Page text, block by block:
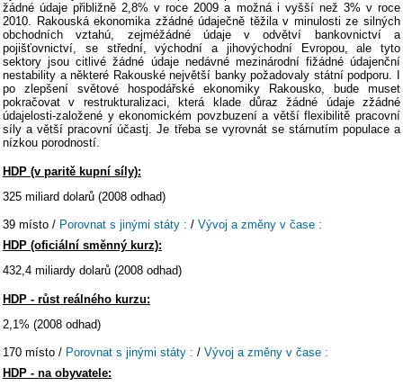
žádné údaje přibližně 2,8% v roce 2009 a možná i vyšší než 3% v roce
2010. Rakouská ekonomika zžádné údaječně těžila v minulosti ze silných
obchodních vztahú, zejméžádné údaje v odvětví bankovnictví a
pojišťovnictví, se střední, východní a jihovýchodní Evropou, ale tyto
sektory jsou citlivé žádné údaje nedávné mezinárodní fižádné údajenční
nestability a některé Rakouské největší banky požadovaly státní podporu. I
po zlepšení světové hospodářské ekonomiky Rakousko, bude muset
pokračovat v restrukturalizaci, která klade důraz žádné údaje zžádné
údajelosti-založené y ekonomickém povzbuzení a větší flexibilitě pracovní
síly a větší pracovní účastj. Je třeba se vyrovnát se stárnutím populace a
nízkou porodností.
HDP (v paritě kupní síly):
325 miliard dolarů (2008 odhad)
39 místo / Porovnat s jinými státy : / Vývoj a změny v čase :
HDP (oficiální směnný kurz):
432,4 miliardy dolarů (2008 odhad)
HDP - růst reálného kurzu:
2,1% (2008 odhad)
170 místo / Porovnat s jinými státy : / Vývoj a změny v čase :
HDP - na obyvatele: